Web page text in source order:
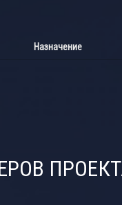
Назначение